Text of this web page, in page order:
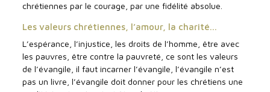
chrétiennes par le courage, par une fidélité absolue.
Les valeurs chrétiennes, l’amour, la charité...
L’espérance, l’injustice, les droits de l’homme, être avec
les pauvres, être contre la pauvreté, ce sont les valeurs
de l’évangile, il faut incarner l’évangile, l’évangile n’est
pas un livre, l’évangile doit donner pour les chrétiens une